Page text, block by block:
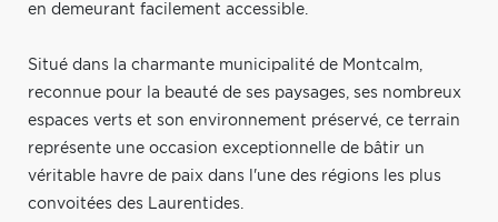
en demeurant facilement accessible.
Situé dans la charmante municipalité de Montcalm,
reconnue pour la beauté de ses paysages, ses nombreux
espaces verts et son environnement préservé, ce terrain
représente une occasion exceptionnelle de bâtir un
véritable havre de paix dans l'une des régions les plus
convoitées des Laurentides.